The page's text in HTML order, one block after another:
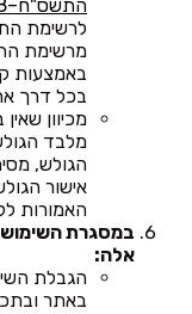
התשס"ח–2008
לרשימת
מרשימת
באמצעות
בכל דרך
מכיוון
מלבד
הגולש,
אישור
האמורות
במסגרת השימוש
אלה:
הגבלת
באתר